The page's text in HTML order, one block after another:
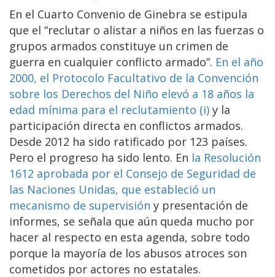
En el Cuarto Convenio de Ginebra se estipula
que el “reclutar o alistar a niños en las fuerzas o
grupos armados constituye un crimen de
guerra en cualquier conflicto armado”. En el año
2000, el Protocolo Facultativo de la Convención
sobre los Derechos del Niño elevó a 18 años la
edad mínima para el reclutamiento (i) y la
participación directa en conflictos armados.
Desde 2012 ha sido ratificado por 123 países.
Pero el progreso ha sido lento. En la Resolución
1612 aprobada por el Consejo de Seguridad de
las Naciones Unidas, que estableció un
mecanismo de supervisión y presentación de
informes, se señala que aún queda mucho por
hacer al respecto en esta agenda, sobre todo
porque la mayoría de los abusos atroces son
cometidos por actores no estatales.